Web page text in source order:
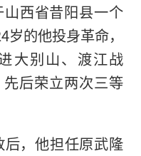
西省昔阳县一个
的他投身革命，
大别山、渡江战
后荣立两次三等
，他担任原武隆